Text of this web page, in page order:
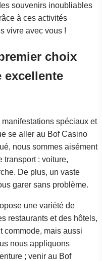
souvenirs inoubliables
à ces activités
vivre avec vous !
choix
excellente
spéciaux et
se aller au Bof Casino
nous sommes aisément
transport : voiture,
De plus, un vaste
garer sans problème.
une variété de
restaurants et des hôtels,
commode, mais aussi
nous appliquons
; venir au Bof